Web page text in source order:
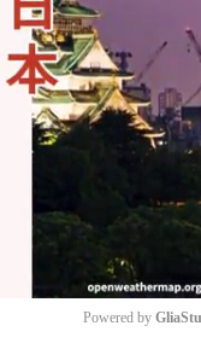
Powered by